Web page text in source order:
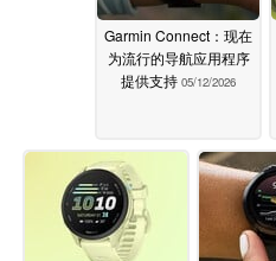
Garmin Connect：现在
为流行的导航应用程序
提供支持 05/12/2026